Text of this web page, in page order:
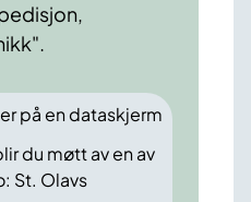
du møtt av en av
St. Olavs